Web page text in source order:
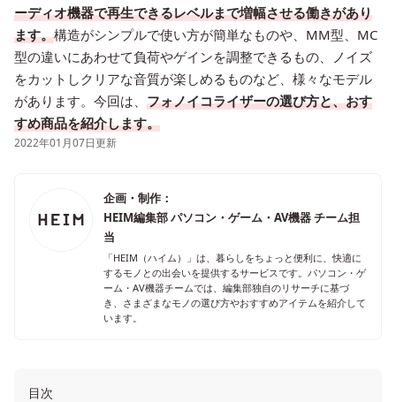
ーディオ機器で再生できるレベルまで増幅させる働きがあり
ます。構造がシンプルで使い方が簡単なものや、MM型、MC
型の違いにあわせて負荷やゲインを調整できるもの、ノイズ
をカットしクリアな音質が楽しめるものなど、様々なモデル
があります。今回は、 フォノイコライザーの選び方と、おす
すめ商品を紹介します。
2022年01月07日更新
企画・制作：
HEIM編集部 パソコン・ゲーム・AV機器 チーム担
当
「HEIM（ハイム）」は、暮らしをちょっと便利に、快適に
するモノとの出会いを提供するサービスです。パソコン・ゲ
ーム・AV機器チームでは、編集部独自のリサーチに基づ
き、さまざまなモノの選び方やおすすめアイテムを紹介して
います。
目次